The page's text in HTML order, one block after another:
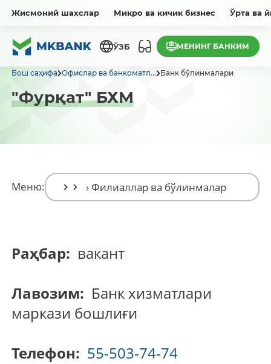
Жисмоний шахслар Микро ва кичик бизнес Ўрта ва
ЎЗБ МЕНИНГ БАНКИМ
Бош саҳифа Офислар ва банкоматл... Банк бўлинмалари
"Фурқат" БХМ
Меню:
Раҳбар: вакант
Лавозим: Банк хизматлари
маркази бошлиғи
Телефон: 55-503-74-74